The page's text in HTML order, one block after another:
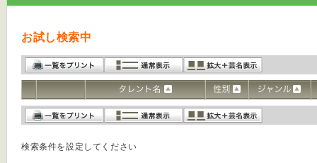
お試し検索中
検索条件を設定してください